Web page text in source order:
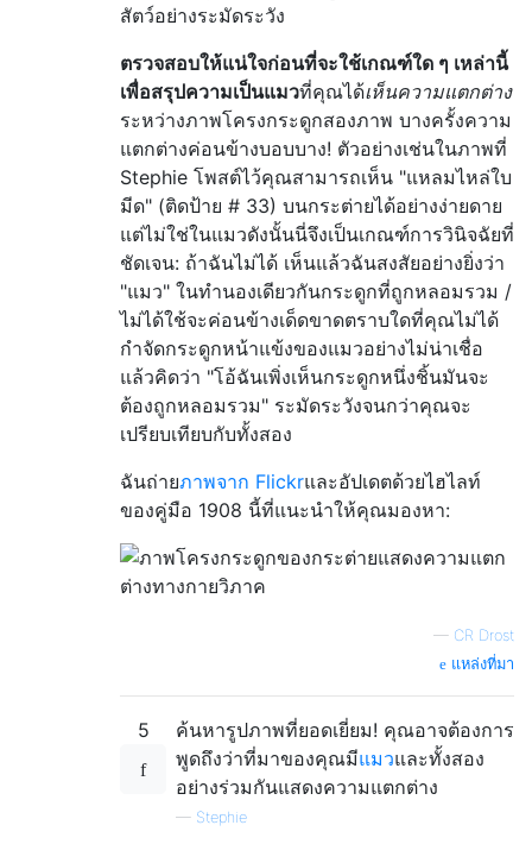
สัตว์อย่างระมัดระวัง
ตรวจสอบให้แน่ใจก่อนที่จะใช้เกณฑ์ใด ๆ เหล่านี้
เพื่อสรุปความเป็นแมวที่คุณได้เห็นความแตกต่าง
ระหว่างภาพโครงกระดูกสองภาพ บางครั้งความ
แตกต่างค่อนข้างบอบบาง! ตัวอย่างเช่นในภาพที่
Stephie โพสต์ไว้คุณสามารถเห็น "แหลมไหล่ใบ
มีด" (ติดป้าย # 33) บนกระต่ายได้อย่างง่ายดาย
แต่ไม่ใช่ในแมวดังนั้นนี่จึงเป็นเกณฑ์การวินิจฉัยที่
ชัดเจน: ถ้าฉันไม่ได้ เห็นแล้วฉันสงสัยอย่างยิ่งว่า
"แมว" ในทำนองเดียวกันกระดูกที่ถูกหลอมรวม /
ไม่ได้ใช้จะค่อนข้างเด็ดขาดตราบใดที่คุณไม่ได้
กำจัดกระดูกหน้าแข้งของแมวอย่างไม่น่าเชื่อ
แล้วคิดว่า "โอ้ฉันเพิ่งเห็นกระดูกหนึ่งชิ้นมันจะ
ต้องถูกหลอมรวม" ระมัดระวังจนกว่าคุณจะ
เปรียบเทียบกับทั้งสอง
ฉันถ่ายภาพจาก Flickrและอัปเดตด้วยไฮไลท์
ของคู่มือ 1908 นี้ที่แนะนำให้คุณมองหา:
— CR Drost
แหล่งที่มา
5
ค้นหารูปภาพที่ยอดเยี่ยม! คุณอาจต้องการ
พูดถึงว่าที่มาของคุณมีแมวและทั้งสอง
อย่างร่วมกันแสดงความแตกต่าง
— Stephie